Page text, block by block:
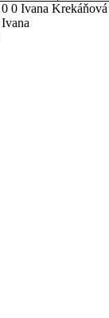
0 0 Ivana Krekáňová
Ivana